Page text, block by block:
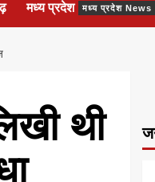
मध्य प्रदेश मध्य प्रदेश News
थी